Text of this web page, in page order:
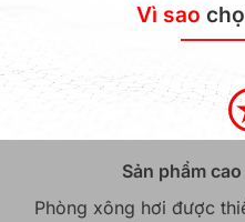
Vì sao
Sản phẩm
Phòng xông hơi được